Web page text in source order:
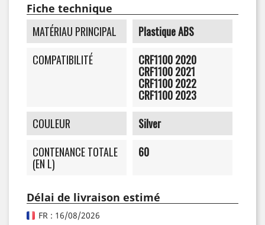
Fiche technique
MATÉRIAU PRINCIPAL
Plastique ABS
COMPATIBILITÉ
CRF1100 2020
CRF1100 2021
CRF1100 2022
CRF1100 2023
COULEUR
Silver
CONTENANCE TOTALE
(EN L)
60
Délai de livraison estimé
FR : 16/08/2026